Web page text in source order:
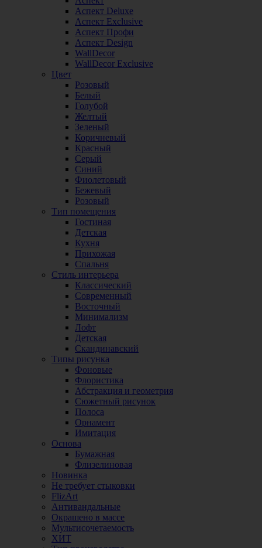
Аспект Deluxe
Аспект Exclusive
Аспект Профи
Аспект Design
WallDecor
WallDecor Exclusive
Цвет
Розовый
Белый
Голубой
Желтый
Зеленый
Коричневый
Красный
Серый
Синий
Фиолетовый
Бежевый
Розовый
Тип помещения
Гостиная
Детская
Кухня
Прихожая
Спальня
Стиль интерьера
Классический
Современный
Восточный
Минимализм
Лофт
Детская
Скандинавский
Типы рисунка
Фоновые
Флористика
Абстракция и геометрия
Сюжетный рисунок
Полоса
Орнамент
Имитация
Основа
Бумажная
Флизелиновая
Новинка
Не требует стыковки
FlizArt
Антивандальные
Окрашено в массе
Мультисочетаемость
ХИТ